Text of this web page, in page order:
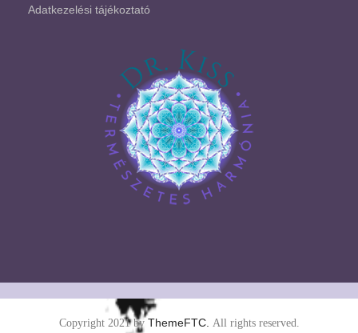
Adatkezelési tájékoztató
Copyright 2021 by ThemeFTC. All rights reserved.